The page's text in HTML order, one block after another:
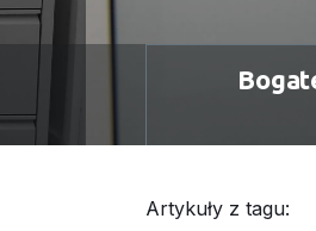
Artykuły z tagu: